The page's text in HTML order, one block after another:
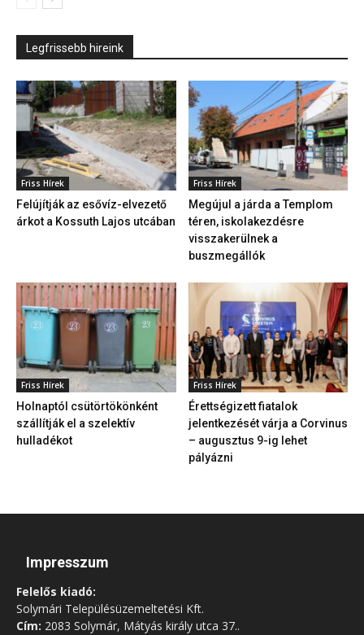
Legfrissebb hireink
Friss Hírek
Felújítják az esővíz-elvezető
árkot a Kossuth Lajos utcában
Friss Hírek
Megújul a járda a Templom
téren, iskolakezdésre
visszakerülnek a
buszmegállók
Friss Hírek
Holnaptól csütörtökönként
szállítják el a szelektív
hulladékot
Friss Hírek
Érettségizett fiatalok
jelentkezését várja a Corvinus
– augusztus 9-ig lehet
pályázni
Impresszum
Felelős kiadó:
Solymári Településüzemeltetési Kft.
Cím: 2083 Solymár, Mátyás király utca 37..